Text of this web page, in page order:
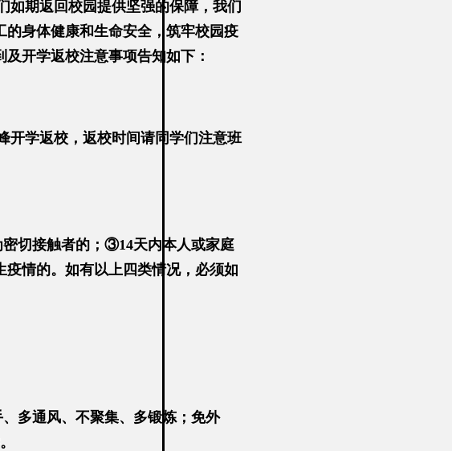
如期返回校园提供坚强的保障，我们
身体健康和生命安全，筑牢校园疫
开学返校注意事项告知如下：
开学返校，返校时间请同学们注意班
切接触者的；③14天内本人或家庭
情的。如有以上四类情况，必须如
多通风、不聚集、多锻炼；免外